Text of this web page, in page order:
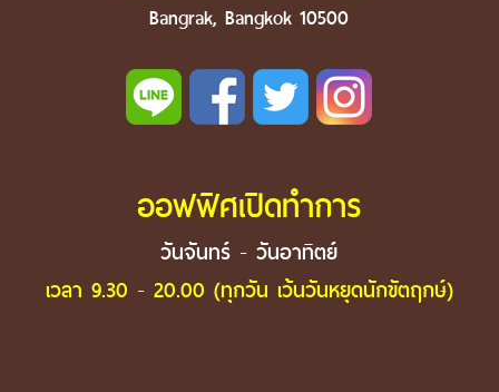
Bangrak, Bangkok 10500
ออฟฟิศเปิดทำการ
วันจันทร์ - วันอาทิตย์
เวลา 9.30 - 20.00 (ทุกวัน เว้นวันหยุดนักขัตฤกษ์)